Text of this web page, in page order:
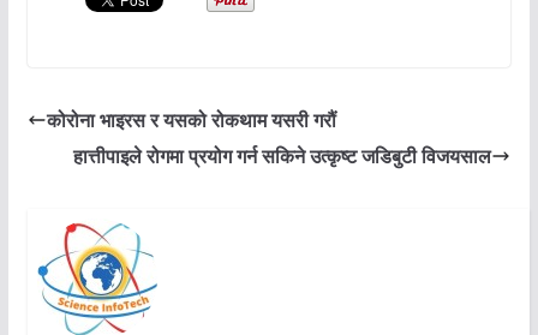
कोरोना भाइरस र यसको रोकथाम यसरी गरौं
हात्तीपाइले रोगमा प्रयोग गर्न सकिने उत्कृष्ट जडिबुटी विजयसाल